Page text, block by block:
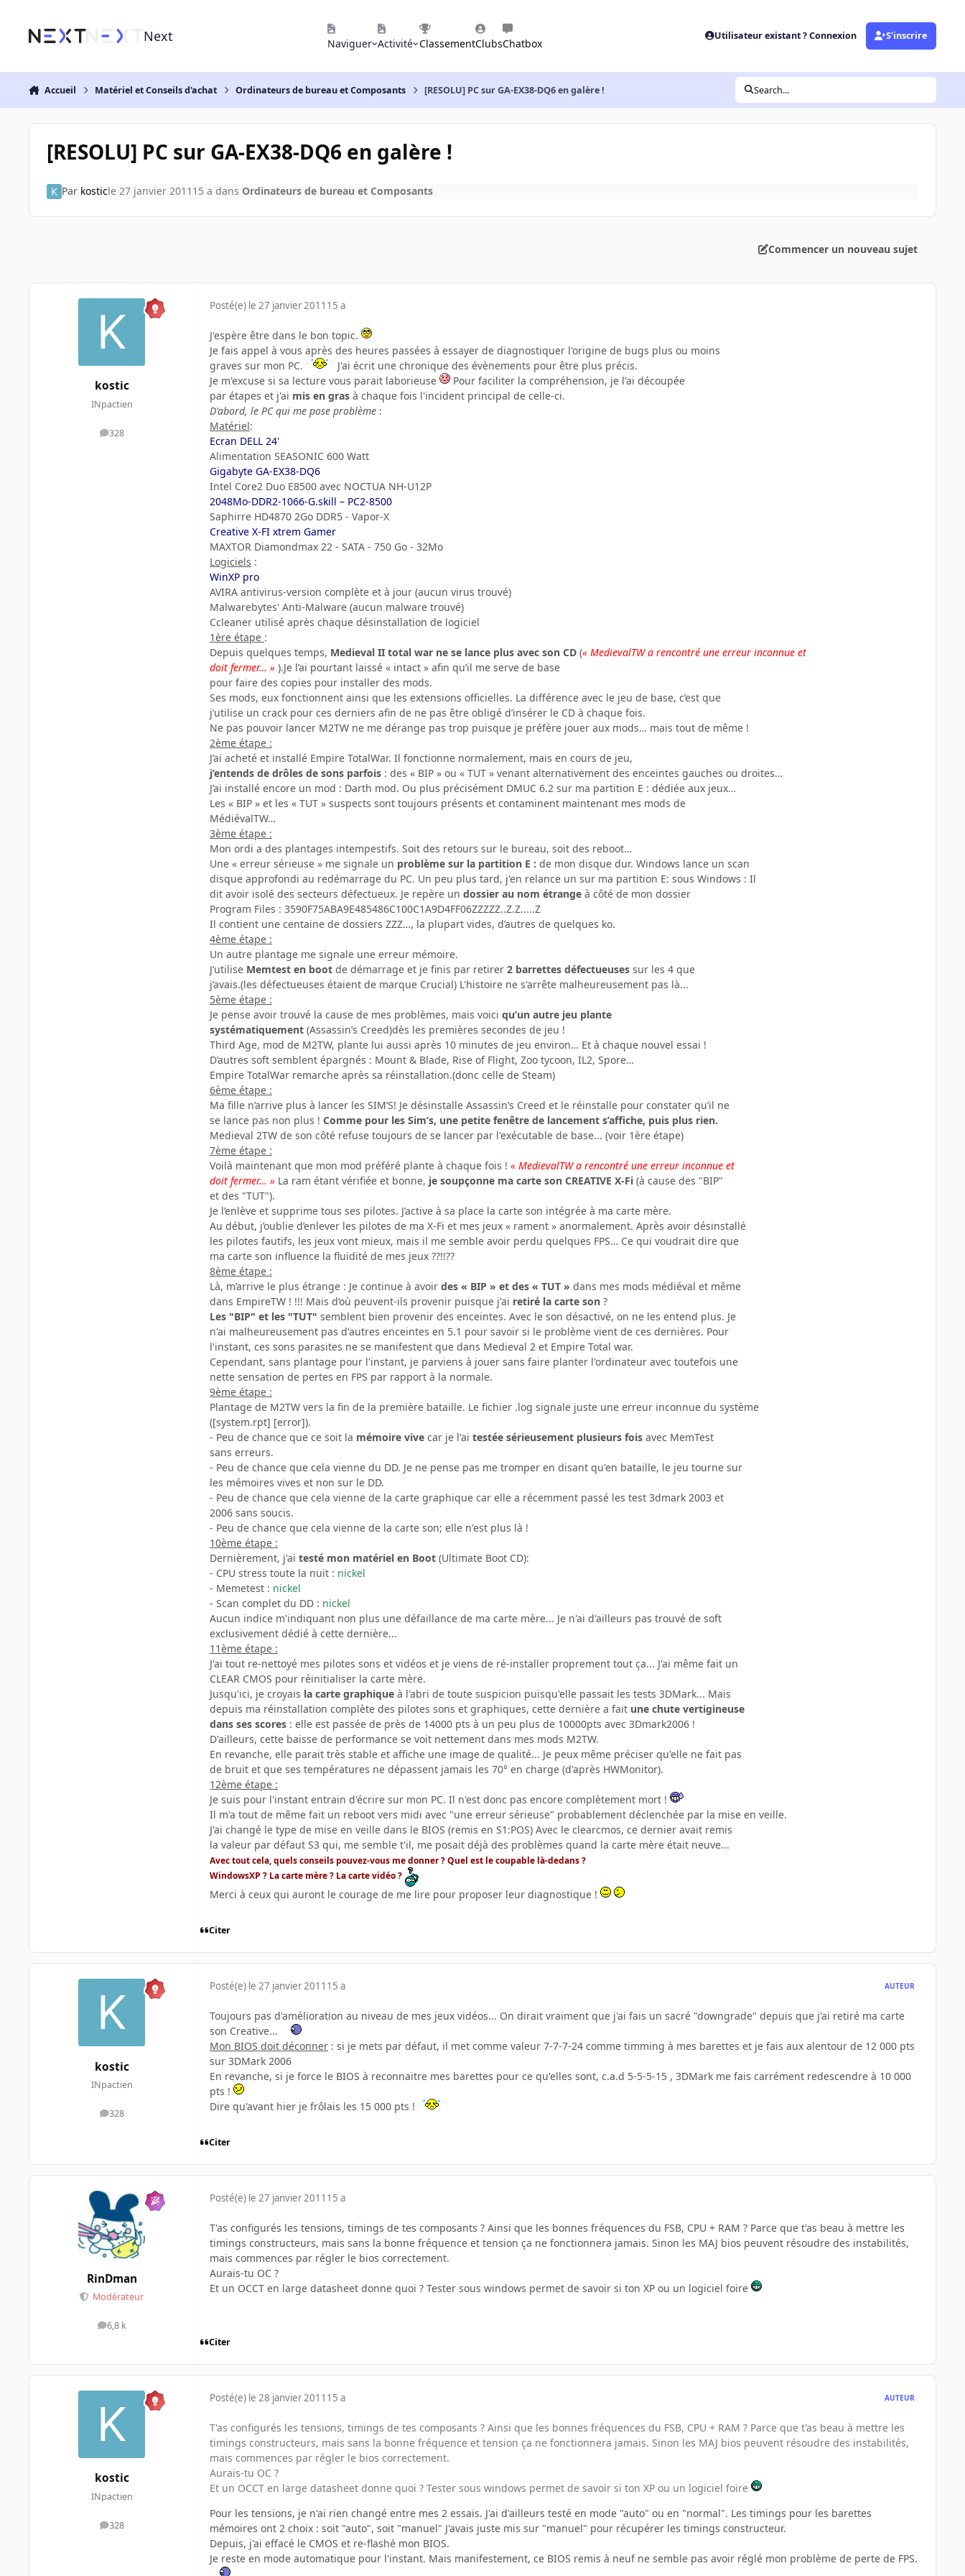
Next Naviguer Activité ClassementClubsChatbox
Utilisateur existant ? Connexion S’inscrire
Accueil Matériel et Conseils d'achat Ordinateurs de bureau et Composants [RESOLU] PC sur GA-EX38-DQ6 en galère ! Search...
[RESOLU] PC sur GA-EX38-DQ6 en galère !
Par kosticle 27 janvier 2011 15 a dans Ordinateurs de bureau et Composants
Commencer un nouveau sujet
kostic
INpactien
328
messages
Posté(e) le 27 janvier 2011 15 a
J'espère être dans le bon topic.
Je fais appel à vous après des heures passées à essayer de diagnostiquer l'origine de bugs plus ou moins
graves sur mon PC.
J'ai écrit une chronique des évènements pour être plus précis.
Je m'excuse si sa lecture vous parait laborieuse
Pour faciliter la compréhension, je l'ai découpée
par étapes et j'ai mis en gras à chaque fois l'incident principal de celle-ci.
D'abord, le PC qui me pose problème :
Matériel:
Ecran DELL 24'
Alimentation SEASONIC 600 Watt
Gigabyte GA-EX38-DQ6
Intel Core2 Duo E8500 avec NOCTUA NH-U12P
2048Mo-DDR2-1066-G.skill – PC2-8500
Saphirre HD4870 2Go DDR5 - Vapor-X
Creative X-FI xtrem Gamer
MAXTOR Diamondmax 22 - SATA - 750 Go - 32Mo
Logiciels :
WinXP pro
AVIRA antivirus-version complète et à jour (aucun virus trouvé)
Malwarebytes' Anti-Malware (aucun malware trouvé)
Ccleaner utilisé après chaque désinstallation de logiciel
1ère étape :
Depuis quelques temps, Medieval II total war ne se lance plus avec son CD (« MedievalTW a rencontré une erreur inconnue et
doit fermer… » ).Je l’ai pourtant laissé « intact » afin qu’il me serve de base
pour faire des copies pour installer des mods.
Ses mods, eux fonctionnent ainsi que les extensions officielles. La différence avec le jeu de base, c’est que
j’utilise un crack pour ces derniers afin de ne pas être obligé d’insérer le CD à chaque fois.
Ne pas pouvoir lancer M2TW ne me dérange pas trop puisque je préfère jouer aux mods… mais tout de même !
2ème étape :
J’ai acheté et installé Empire TotalWar. Il fonctionne normalement, mais en cours de jeu,
j’entends de drôles de sons parfois : des « BIP » ou « TUT » venant alternativement des enceintes gauches ou droites…
J’ai installé encore un mod : Darth mod. Ou plus précisément DMUC 6.2 sur ma partition E : dédiée aux jeux…
Les « BIP » et les « TUT » suspects sont toujours présents et contaminent maintenant mes mods de
MédiévalTW…
3ème étape :
Mon ordi a des plantages intempestifs. Soit des retours sur le bureau, soit des reboot…
Une « erreur sérieuse » me signale un problème sur la partition E : de mon disque dur. Windows lance un scan
disque approfondi au redémarrage du PC. Un peu plus tard, j'en relance un sur ma partition E: sous Windows : Il
dit avoir isolé des secteurs défectueux. Je repère un dossier au nom étrange à côté de mon dossier
Program Files : 3590F75ABA9E485486C100C1A9D4FF06ZZZZZ..Z.Z.....Z
Il contient une centaine de dossiers ZZZ…, la plupart vides, d’autres de quelques ko.
4ème étape :
Un autre plantage me signale une erreur mémoire.
J’utilise Memtest en boot de démarrage et je finis par retirer 2 barrettes défectueuses sur les 4 que
j’avais.(les défectueuses étaient de marque Crucial) L'histoire ne s'arrête malheureusement pas là...
5ème étape :
Je pense avoir trouvé la cause de mes problèmes, mais voici qu’un autre jeu plante
systématiquement (Assassin’s Creed)dès les premières secondes de jeu !
Third Age, mod de M2TW, plante lui aussi après 10 minutes de jeu environ… Et à chaque nouvel essai !
D’autres soft semblent épargnés : Mount & Blade, Rise of Flight, Zoo tycoon, IL2, Spore…
Empire TotalWar remarche après sa réinstallation.(donc celle de Steam)
6ème étape :
Ma fille n’arrive plus à lancer les SIM’S! Je désinstalle Assassin’s Creed et le réinstalle pour constater qu’il ne
se lance pas non plus ! Comme pour les Sim’s, une petite fenêtre de lancement s’affiche, puis plus rien.
Medieval 2TW de son côté refuse toujours de se lancer par l'exécutable de base... (voir 1ère étape)
7ème étape :
Voilà maintenant que mon mod préféré plante à chaque fois ! « MedievalTW a rencontré une erreur inconnue et
doit fermer… » La ram étant vérifiée et bonne, je soupçonne ma carte son CREATIVE X-Fi (à cause des "BIP"
et des "TUT").
Je l’enlève et supprime tous ses pilotes. J’active à sa place la carte son intégrée à ma carte mère.
Au début, j’oublie d’enlever les pilotes de ma X-Fi et mes jeux « rament » anormalement. Après avoir désinstallé
les pilotes fautifs, les jeux vont mieux, mais il me semble avoir perdu quelques FPS… Ce qui voudrait dire que
ma carte son influence la fluidité de mes jeux ??!!??
8ème étape :
Là, m’arrive le plus étrange : Je continue à avoir des « BIP » et des « TUT » dans mes mods médiéval et même
dans EmpireTW ! !!! Mais d’où peuvent-ils provenir puisque j'ai retiré la carte son ?
Les "BIP" et les "TUT" semblent bien provenir des enceintes. Avec le son désactivé, on ne les entend plus. Je
n'ai malheureusement pas d'autres enceintes en 5.1 pour savoir si le problème vient de ces dernières. Pour
l'instant, ces sons parasites ne se manifestent que dans Medieval 2 et Empire Total war.
Cependant, sans plantage pour l'instant, je parviens à jouer sans faire planter l'ordinateur avec toutefois une
nette sensation de pertes en FPS par rapport à la normale.
9ème étape :
Plantage de M2TW vers la fin de la première bataille. Le fichier .log signale juste une erreur inconnue du système
([system.rpt] [error]).
- Peu de chance que ce soit la mémoire vive car je l'ai testée sérieusement plusieurs fois avec MemTest
sans erreurs.
- Peu de chance que cela vienne du DD. Je ne pense pas me tromper en disant qu'en bataille, le jeu tourne sur
les mémoires vives et non sur le DD.
- Peu de chance que cela vienne de la carte graphique car elle a récemment passé les test 3dmark 2003 et
2006 sans soucis.
- Peu de chance que cela vienne de la carte son; elle n'est plus là !
10ème étape :
Dernièrement, j'ai testé mon matériel en Boot (Ultimate Boot CD):
- CPU stress toute la nuit : nickel
- Memetest : nickel
- Scan complet du DD : nickel
Aucun indice m'indiquant non plus une défaillance de ma carte mère... Je n'ai d'ailleurs pas trouvé de soft
exclusivement dédié à cette dernière...
11ème étape :
J'ai tout re-nettoyé mes pilotes sons et vidéos et je viens de ré-installer proprement tout ça... J'ai même fait un
CLEAR CMOS pour réinitialiser la carte mère.
Jusqu'ici, je croyais la carte graphique à l'abri de toute suspicion puisqu'elle passait les tests 3DMark... Mais
depuis ma réinstallation complète des pilotes sons et graphiques, cette dernière a fait une chute vertigineuse
dans ses scores : elle est passée de près de 14000 pts à un peu plus de 10000pts avec 3Dmark2006 !
D'ailleurs, cette baisse de performance se voit nettement dans mes mods M2TW.
En revanche, elle parait très stable et affiche une image de qualité... Je peux même préciser qu'elle ne fait pas
de bruit et que ses températures ne dépassent jamais les 70° en charge (d'après HWMonitor).
12ème étape :
Je suis pour l'instant entrain d'écrire sur mon PC. Il n'est donc pas encore complètement mort !
Il m'a tout de même fait un reboot vers midi avec "une erreur sérieuse" probablement déclenchée par la mise en veille.
J'ai changé le type de mise en veille dans le BIOS (remis en S1:POS) Avec le clearcmos, ce dernier avait remis
la valeur par défaut S3 qui, me semble t'il, me posait déjà des problèmes quand la carte mère était neuve...
Avec tout cela, quels conseils pouvez-vous me donner ? Quel est le coupable là-dedans ?
WindowsXP ? La carte mère ? La carte vidéo ?
Merci à ceux qui auront le courage de me lire pour proposer leur diagnostique !
Citer
kostic
INpactien
328
messages
Posté(e) le 27 janvier 2011 15 a AUTEUR
Toujours pas d'amélioration au niveau de mes jeux vidéos... On dirait vraiment que j'ai fais un sacré "downgrade" depuis que j'ai retiré ma carte
son Creative...
Mon BIOS doit déconner : si je mets par défaut, il met comme valeur 7-7-7-24 comme timming à mes barettes et je fais aux alentour de 12 000 pts
sur 3DMark 2006
En revanche, si je force le BIOS à reconnaitre mes barettes pour ce qu'elles sont, c.a.d 5-5-5-15 , 3DMark me fais carrément redescendre à 10 000
pts !
Dire qu'avant hier je frôlais les 15 000 pts !
Citer
RinDman
Modérateur
6,8 k
messages
Posté(e) le 27 janvier 2011 15 a
T'as configurés les tensions, timings de tes composants ? Ainsi que les bonnes fréquences du FSB, CPU + RAM ? Parce que t'as beau à mettre les
timings constructeurs, mais sans la bonne fréquence et tension ça ne fonctionnera jamais. Sinon les MAJ bios peuvent résoudre des instabilités,
mais commences par régler le bios correctement.
Aurais-tu OC ?
Et un OCCT en large datasheet donne quoi ? Tester sous windows permet de savoir si ton XP ou un logiciel foire
Citer
kostic
INpactien
328
messages
Posté(e) le 28 janvier 2011 15 a AUTEUR
T'as configurés les tensions, timings de tes composants ? Ainsi que les bonnes fréquences du FSB, CPU + RAM ? Parce que t'as beau à mettre les
timings constructeurs, mais sans la bonne fréquence et tension ça ne fonctionnera jamais. Sinon les MAJ bios peuvent résoudre des instabilités,
mais commences par régler le bios correctement.
Aurais-tu OC ?
Et un OCCT en large datasheet donne quoi ? Tester sous windows permet de savoir si ton XP ou un logiciel foire
Pour les tensions, je n'ai rien changé entre mes 2 essais. J'ai d'ailleurs testé en mode "auto" ou en "normal". Les timings pour les barettes
mémoires ont 2 choix : soit "auto", soit "manuel" J'avais juste mis sur "manuel" pour récupérer les timings constructeur.
Depuis, j'ai effacé le CMOS et re-flashé mon BIOS.
Je reste en mode automatique pour l'instant. Mais manifestement, ce BIOS remis à neuf ne semble pas avoir réglé mon problème de perte de FPS.